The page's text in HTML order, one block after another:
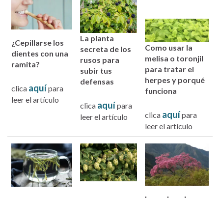
¿Cepillarse los
dientes con una
ramita?
clica aquípara
leer el artículo
La planta
secreta de los
rusos para
subir tus
defensas
clica aquípara
leer el artículo
Como usar la
melisa o toronjil
para tratar el
herpes y porqué
funciona
clica aquípara
leer el artículo